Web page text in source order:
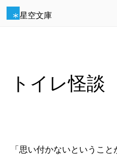
星空文庫
トイレ怪談
「思い付かないというこ